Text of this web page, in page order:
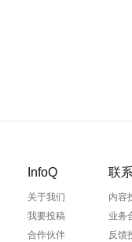
InfoQ
关于我们
我要投稿
合作伙伴
联
内容
业务
反馈